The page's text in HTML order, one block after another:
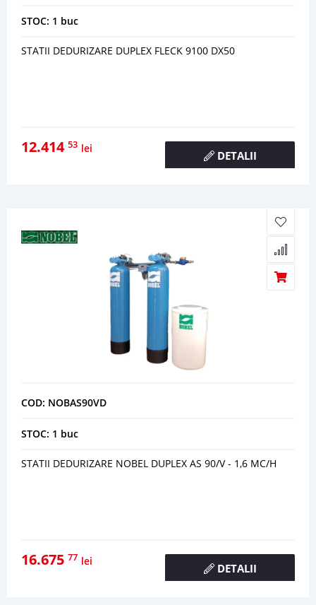
STOC: 1 buc
STATII DEDURIZARE DUPLEX FLECK 9100 DX50
12.414 53 lei
DETALII
COD: NOBAS90VD
STOC: 1 buc
STATII DEDURIZARE NOBEL DUPLEX AS 90/V - 1,6 MC/H
16.675 77 lei
DETALII